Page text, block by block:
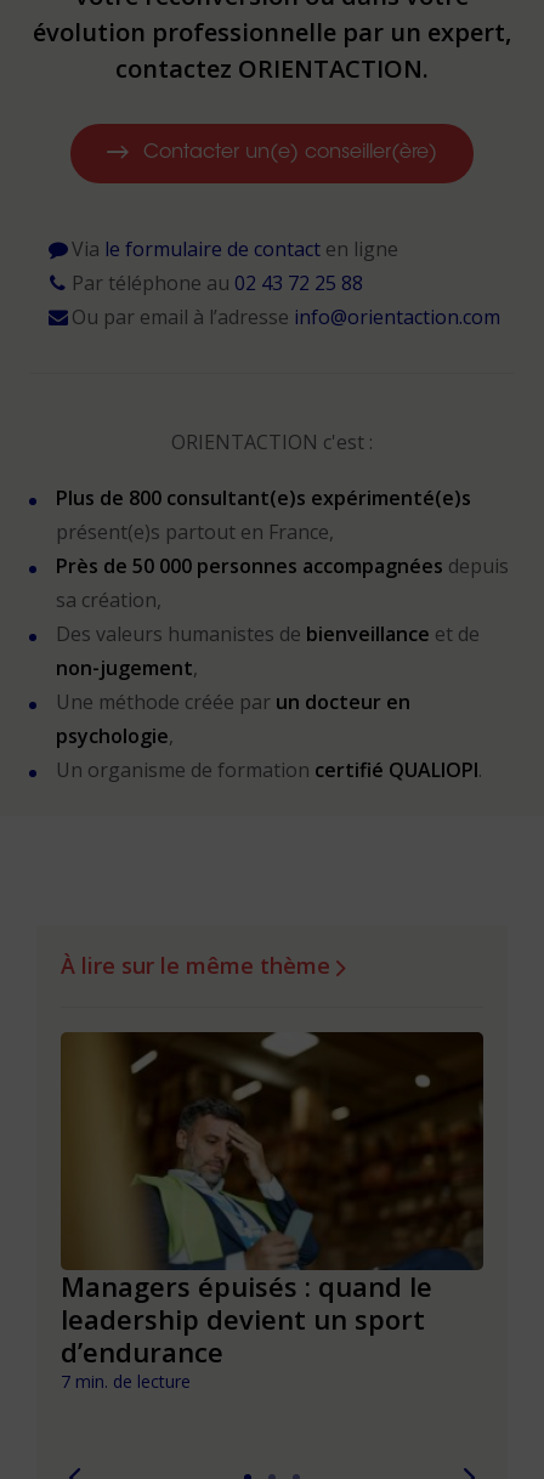
évolution professionnelle par un expert,
contactez ORIENTACTION.
Contacter un(e) conseiller(ère)
Via le formulaire de contacten ligne
Par téléphone au 02 43 72 25 88
Ou par email à l’adresse info@orientaction.com
ORIENTACTION c'est :
Plus de 800 consultant(e)s expérimenté(e)s
présent(e)s partout en France,
Près de 50 000 personnes accompagnées depuis
sa création,
Des valeurs humanistes de bienveillance et de
non-jugement,
Une méthode créée par un docteur en
psychologie,
Un organisme de formation certifié QUALIOPI.
À lire sur le même thème
Managers épuisés : quand le
leadership devient un sport
d’endurance
7 min. de lecture